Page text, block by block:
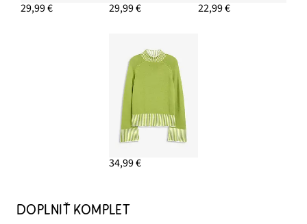
29,99 € 29,99 € 22,99 €
34,99 €
DOPLNIŤ KOMPLET